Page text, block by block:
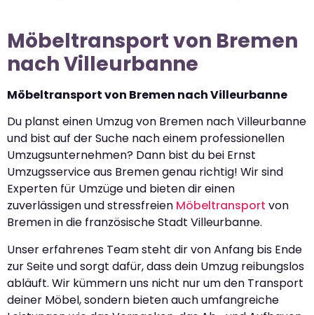
Möbeltransport von Bremen
nach Villeurbanne
Möbeltransport von Bremen nach Villeurbanne
Du planst einen Umzug von Bremen nach Villeurbanne
und bist auf der Suche nach einem professionellen
Umzugsunternehmen? Dann bist du bei Ernst
Umzugsservice aus Bremen genau richtig! Wir sind
Experten für Umzüge und bieten dir einen
zuverlässigen und stressfreien Möbeltransport von
Bremen in die französische Stadt Villeurbanne.
Unser erfahrenes Team steht dir von Anfang bis Ende
zur Seite und sorgt dafür, dass dein Umzug reibungslos
abläuft. Wir kümmern uns nicht nur um den Transport
deiner Möbel, sondern bieten auch umfangreiche